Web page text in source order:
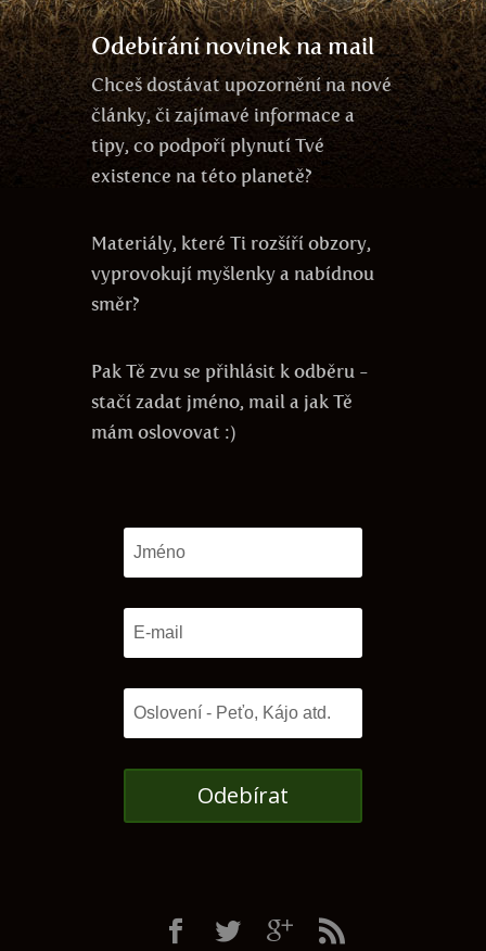
Odebírání novinek na mail
Chceš dostávat upozornění na nové
články, či zajímavé informace a
tipy, co podpoří plynutí Tvé
existence na této planetě?
Materiály, které Ti rozšíří obzory,
vyprovokují myšlenky a nabídnou
směr?
Pak Tě zvu se přihlásit k odběru -
stačí zadat jméno, mail a jak Tě
mám oslovovat :)
Odebírat